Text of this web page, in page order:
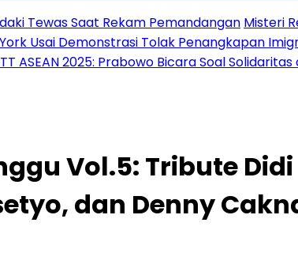
Tewas Saat Rekam Pemandangan Misteri
Usai Demonstrasi Tolak Penangkapan
ASEAN 2025: Prabowo Bicara Soal
Vol.5: Tribute
dan Denny